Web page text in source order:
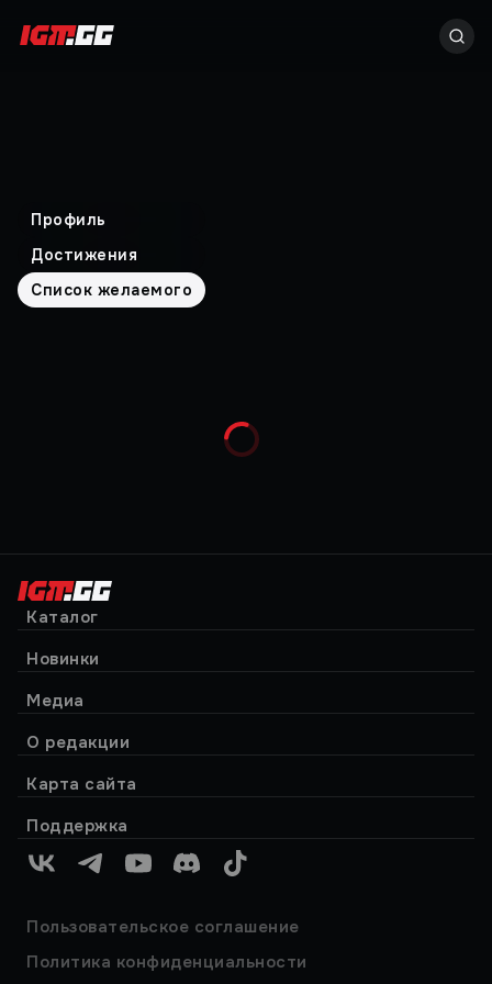
Каталог
Новинки
Медиа
О редакции
Карта сайта
Поддержка
VK TelegramYouTubeDiscordTikTok
Пользовательское соглашение
Политика конфиденциальности